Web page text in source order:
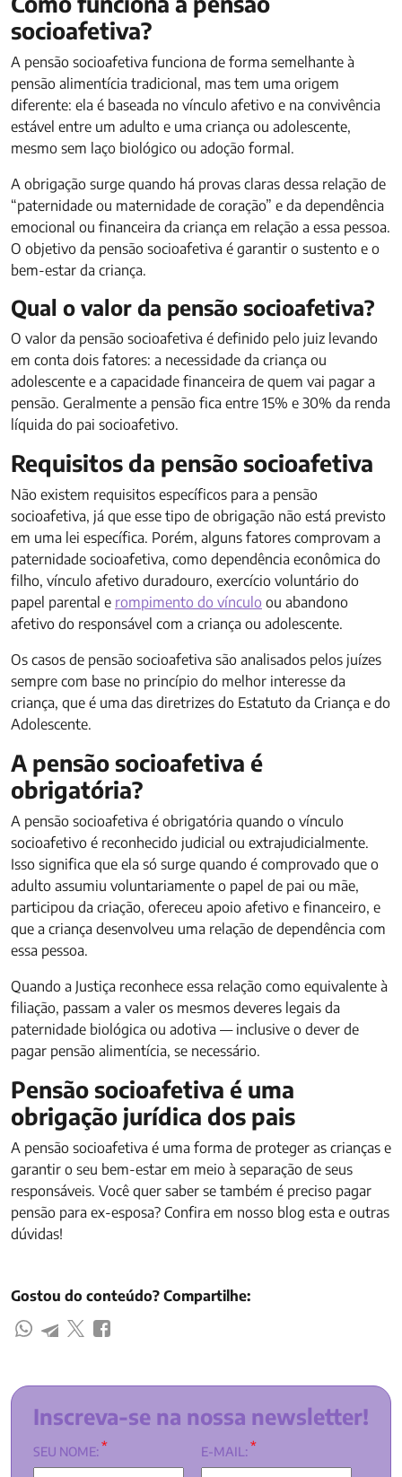
socioafetiva?
A pensão socioafetiva funciona de forma semelhante à
pensão alimentícia tradicional, mas tem uma origem
diferente: ela é baseada no vínculo afetivo e na convivência
estável entre um adulto e uma criança ou adolescente,
mesmo sem laço biológico ou adoção formal.
A obrigação surge quando há provas claras dessa relação de
“paternidade ou maternidade de coração” e da dependência
emocional ou financeira da criança em relação a essa pessoa.
O objetivo da pensão socioafetiva é garantir o sustento e o
bem-estar da criança.
Qual o valor da pensão socioafetiva?
O valor da pensão socioafetiva é definido pelo juiz levando
em conta dois fatores: a necessidade da criança ou
adolescente e a capacidade financeira de quem vai pagar a
pensão. Geralmente a pensão fica entre 15% e 30% da renda
líquida do pai socioafetivo.
Requisitos da pensão socioafetiva
Não existem requisitos específicos para a pensão
socioafetiva, já que esse tipo de obrigação não está previsto
em uma lei específica. Porém, alguns fatores comprovam a
paternidade socioafetiva, como dependência econômica do
filho, vínculo afetivo duradouro, exercício voluntário do
papel parental e rompimento do vínculo ou abandono
afetivo do responsável com a criança ou adolescente.
Os casos de pensão socioafetiva são analisados pelos juízes
sempre com base no princípio do melhor interesse da
criança, que é uma das diretrizes do Estatuto da Criança e do
Adolescente.
A pensão socioafetiva é
obrigatória?
A pensão socioafetiva é obrigatória quando o vínculo
socioafetivo é reconhecido judicial ou extrajudicialmente.
Isso significa que ela só surge quando é comprovado que o
adulto assumiu voluntariamente o papel de pai ou mãe,
participou da criação, ofereceu apoio afetivo e financeiro, e
que a criança desenvolveu uma relação de dependência com
essa pessoa.
Quando a Justiça reconhece essa relação como equivalente à
filiação, passam a valer os mesmos deveres legais da
paternidade biológica ou adotiva — inclusive o dever de
pagar pensão alimentícia, se necessário.
Pensão socioafetiva é uma
obrigação jurídica dos pais
A pensão socioafetiva é uma forma de proteger as crianças e
garantir o seu bem-estar em meio à separação de seus
responsáveis. Você quer saber se também é preciso pagar
pensão para ex-esposa? Confira em nosso blog esta e outras
dúvidas!
Gostou do conteúdo? Compartilhe:
Inscreva-se na nossa newsletter!
SEU NOME:* E-MAIL:*